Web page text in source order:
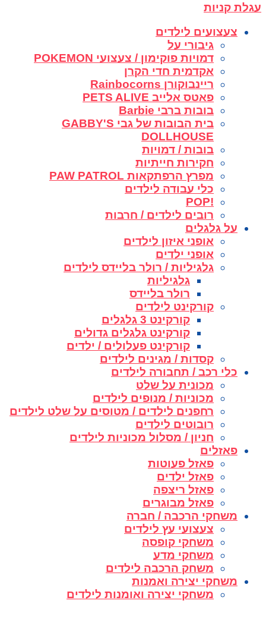
עגלת קניות
צעצועים לילדים
גיבורי על
דמויות פוקימון / צעצועי POKEMON
אקדמית חדי הקרן
ריינבוקורן Rainbocorns
פאטס אלייב PETS ALIVE
בובות ברבי Barbie
בית הבובות של גבי GABBY'S
DOLLHOUSE
בובות / דמויות
חקירות חייתיות
מפרץ הרפתקאות PAW PATROL
כלי עבודה לילדים
!POP
רובים לילדים / חרבות
על גלגלים
אופני איזון לילדים
אופני ילדים
גלגיליות / רולר בליידס לילדים
גלגיליות
רולר בליידס
קורקינט לילדים
קורקינט 3 גלגלים
קורקינט גלגלים גדולים
קורקינט פעלולים / ילדים
קסדות / מגינים לילדים
כלי רכב / תחבורה לילדים
מכונית על שלט
מכוניות / מנופים לילדים
רחפנים לילדים / מטוסים על שלט לילדים
רובוטים לילדים
חניון / מסלול מכוניות לילדים
פאזלים
פאזל פעוטות
פאזל ילדים
פאזל ריצפה
פאזל מבוגרים
משחקי הרכבה / חברה
צעצועי עץ לילדים
משחקי קופסה
משחקי מדע
משחק הרכבה לילדים
משחקי יצירה ואמנות
משחקי יצירה ואומנות לילדים